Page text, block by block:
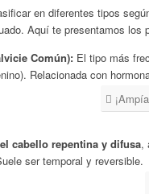
en diferentes tipos
Aquí te presentamos los
Común): El tipo más
Relacionada con
cabello repentina y difusa,
ser temporal y reversible.